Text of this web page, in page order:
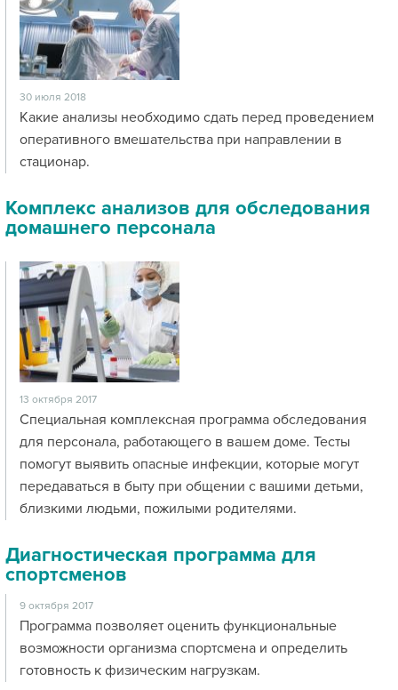
30 июля 2018
Какие анализы необходимо сдать перед проведением
оперативного вмешательства при направлении в
стационар.
Комплекс анализов для обследования
домашнего персонала
13 октября 2017
Специальная комплексная программа обследования
для персонала, работающего в вашем доме. Тесты
помогут выявить опасные инфекции, которые могут
передаваться в быту при общении с вашими детьми,
близкими людьми, пожилыми родителями.
Диагностическая программа для
спортсменов
9 октября 2017
Программа позволяет оценить функциональные
возможности организма спортсмена и определить
готовность к физическим нагрузкам.